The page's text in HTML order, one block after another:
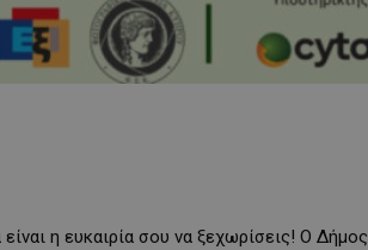
η ευκαιρία σου να ξεχωρίσεις! Ο Δήμος